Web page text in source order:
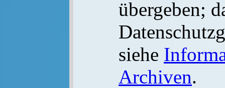
übergeben;
siehe
Archiven.